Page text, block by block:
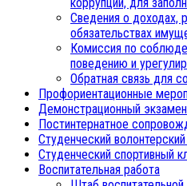
Сведения о доходах,
обязательствах
Комиссия по
поведению и
Обратная связь для
Профориентационные
Демонстрационный экзамен
Постинтернатное
Студенческий
Студенческий спортивный
Воспитательная работа